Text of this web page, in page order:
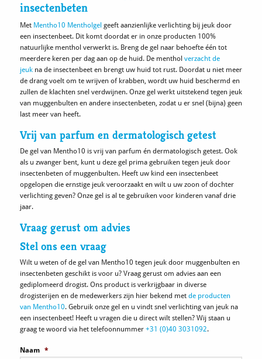
insectenbeten
Met Mentho10 Mentholgel geeft aanzienlijke verlichting bij jeuk door
een insectenbeet. Dit komt doordat er in onze producten 100%
natuurlijke menthol verwerkt is. Breng de gel naar behoefte één tot
meerdere keren per dag aan op de huid. De menthol verzacht de
jeuk na de insectenbeet en brengt uw huid tot rust. Doordat u niet meer
de drang voelt om te wrijven of krabben, wordt uw huid beschermd en
zullen de klachten snel verdwijnen. Onze gel werkt uitstekend tegen jeuk
van muggenbulten en andere insectenbeten, zodat u er snel (bijna) geen
last meer van heeft.
Vrij van parfum en dermatologisch getest
De gel van Mentho10 is vrij van parfum én dermatologisch getest. Ook
als u zwanger bent, kunt u deze gel prima gebruiken tegen jeuk door
insectenbeten of muggenbulten. Heeft uw kind een insectenbeet
opgelopen die ernstige jeuk veroorzaakt en wilt u uw zoon of dochter
verlichting geven? Onze gel is al te gebruiken voor kinderen vanaf drie
jaar.
Vraag gerust om advies
Stel ons een vraag
Wilt u weten of de gel van Mentho10 tegen jeuk door muggenbulten en
insectenbeten geschikt is voor u? Vraag gerust om advies aan een
gediplomeerd drogist. Ons product is verkrijgbaar in diverse
drogisterijen en de medewerkers zijn hier bekend met de producten
van Mentho10. Gebruik onze gel en u vindt snel verlichting van jeuk na
een insectenbeet! Heeft u vragen die u direct wilt stellen? Wij staan u
graag te woord via het telefoonnummer +31 (0)40 3031092.
Naam *